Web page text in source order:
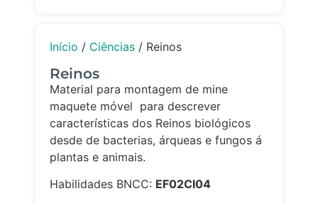
Início / Ciências / Reinos
Reinos
Material para montagem de mine
maquete móvel para descrever
características dos Reinos biológicos
desde de bacterias, árqueas e fungos á
plantas e animais.
Habilidades BNCC: EF02CI04